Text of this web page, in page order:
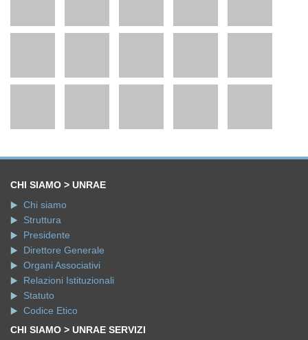
CHI SIAMO > UNRAE
Chi siamo
Struttura
Presidente
Direttore Generale
Organi Associativi
Relazioni Istituzionali
Statuto
Codice Etico
CHI SIAMO > UNRAE SERVIZI